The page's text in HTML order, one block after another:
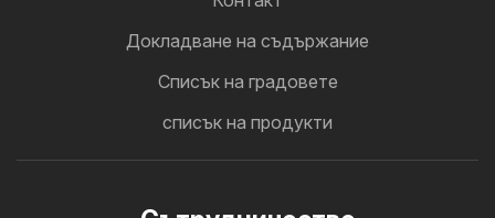
Докладване на съдържание
Cписък на градовете
списък на продукти